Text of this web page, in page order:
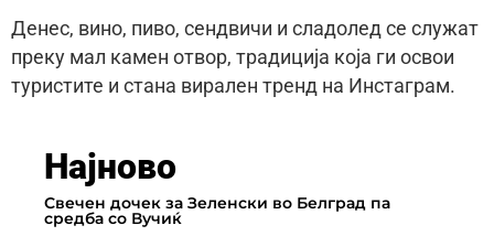
Денес, вино, пиво, сендвичи и сладолед се служат
преку мал камен отвор, традиција која ги освои
туристите и стана вирален тренд на Инстаграм.
Најново
Свечен дочек за Зеленски во Белград па
средба со Вучиќ